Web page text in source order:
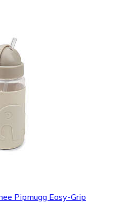
Pipmugg Easy-Grip